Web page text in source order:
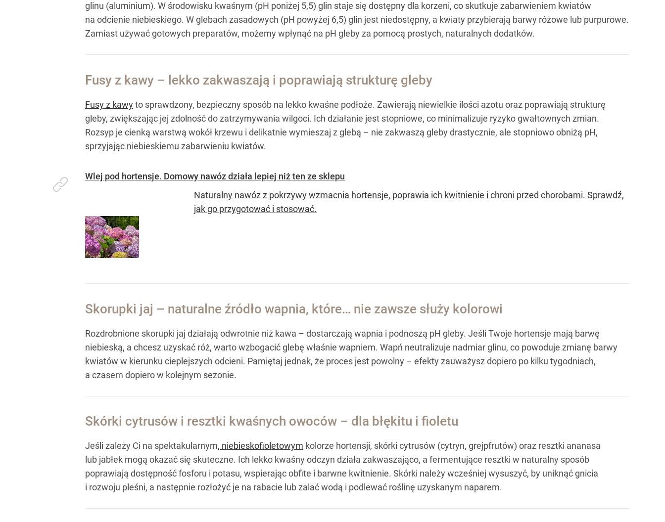
glinu (aluminium). W środowisku kwaśnym (pH poniżej 5,5) glin staje się dostępny dla korzeni, co skutkuje zabarwieniem kwiatów
na odcienie niebieskiego. W glebach zasadowych (pH powyżej 6,5) glin jest niedostępny, a kwiaty przybierają barwy różowe lub purpurowe.
Zamiast używać gotowych preparatów, możemy wpłynąć na pH gleby za pomocą prostych, naturalnych dodatków.
Fusy z kawy – lekko zakwaszają i poprawiają strukturę gleby
Fusy z kawyto sprawdzony, bezpieczny sposób na lekko kwaśne podłoże. Zawierają niewielkie ilości azotu oraz poprawiają strukturę
gleby, zwiększając jej zdolność do zatrzymywania wilgoci. Ich działanie jest stopniowe, co minimalizuje ryzyko gwałtownych zmian.
Rozsyp je cienką warstwą wokół krzewu i delikatnie wymieszaj z glebą – nie zakwaszą gleby drastycznie, ale stopniowo obniżą pH,
sprzyjając niebieskiemu zabarwieniu kwiatów.
Wlej pod hortensje. Domowy nawóz działa lepiej niż ten ze sklepu
Naturalny nawóz z pokrzywy wzmacnia hortensje, poprawia ich kwitnienie i chroni przed chorobami. Sprawdź,
jak go przygotować i stosować.
Skorupki jaj – naturalne źródło wapnia, które… nie zawsze służy kolorowi
Rozdrobnione skorupki jaj działają odwrotnie niż kawa – dostarczają wapnia i podnoszą pH gleby. Jeśli Twoje hortensje mają barwę
niebieską, a chcesz uzyskać róż, warto wzbogacić glebę właśnie wapniem. Wapń neutralizuje nadmiar glinu, co powoduje zmianę barwy
kwiatów w kierunku cieplejszych odcieni. Pamiętaj jednak, że proces jest powolny – efekty zauważysz dopiero po kilku tygodniach,
a czasem dopiero w kolejnym sezonie.
Skórki cytrusów i resztki kwaśnych owoców – dla błękitu i fioletu
Jeśli zależy Ci na spektakularnym, niebieskofioletowym kolorze hortensji, skórki cytrusów (cytryn, grejpfrutów) oraz resztki ananasa
lub jabłek mogą okazać się skuteczne. Ich lekko kwaśny odczyn działa zakwaszająco, a fermentujące resztki w naturalny sposób
poprawiają dostępność fosforu i potasu, wspierając obfite i barwne kwitnienie. Skórki należy wcześniej wysuszyć, by uniknąć gnicia
i rozwoju pleśni, a następnie rozłożyć je na rabacie lub zalać wodą i podlewać roślinę uzyskanym naparem.